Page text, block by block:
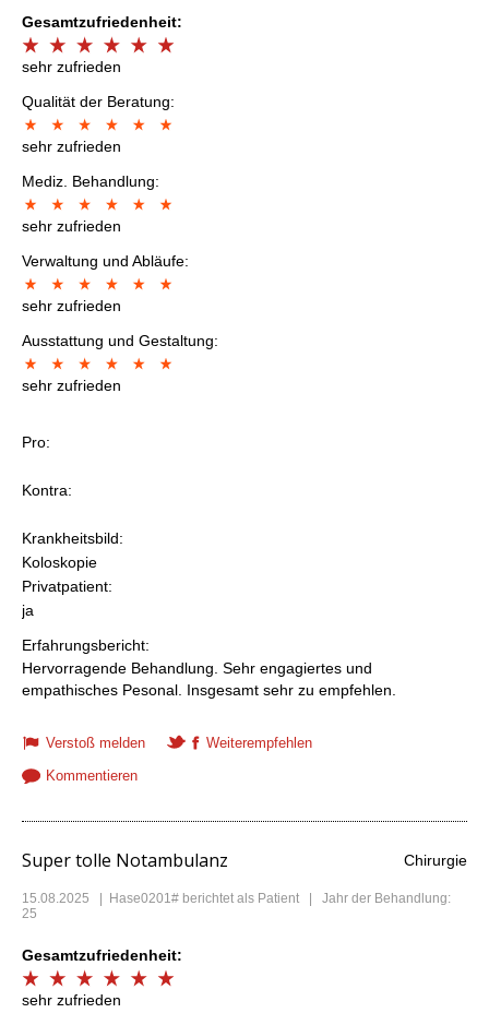
Gesamtzufriedenheit:
sehr zufrieden
Qualität der Beratung:
sehr zufrieden
Mediz. Behandlung:
sehr zufrieden
Verwaltung und Abläufe:
sehr zufrieden
Ausstattung und Gestaltung:
sehr zufrieden
Pro:
Kontra:
Krankheitsbild:
Koloskopie
Privatpatient:
ja
Erfahrungsbericht:
Hervorragende Behandlung. Sehr engagiertes und
empathisches Pesonal. Insgesamt sehr zu empfehlen.
Verstoß melden
Weiterempfehlen
Kommentieren
Super tolle Notambulanz Chirurgie
15.08.2025 Hase0201# berichtet als Patient | Jahr der Behandlung:
25
Gesamtzufriedenheit:
sehr zufrieden